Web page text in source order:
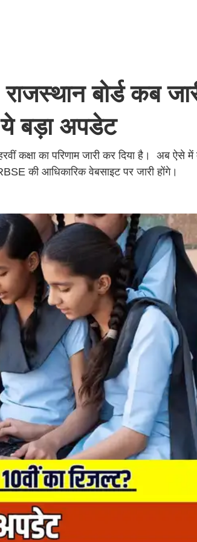
बोर्ड कब
बड़ा अपडेट
कक्षा का परिणाम जारी कर दिया है। अब ऐसे में
की आधिकारिक वेबसाइट पर जारी होंगे।